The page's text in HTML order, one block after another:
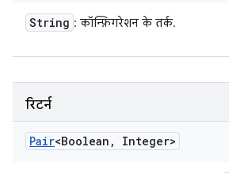
String : कॉन्फ़िगरेशन के तर्क.
रिटर्न
Pair<Boolean , Integer>